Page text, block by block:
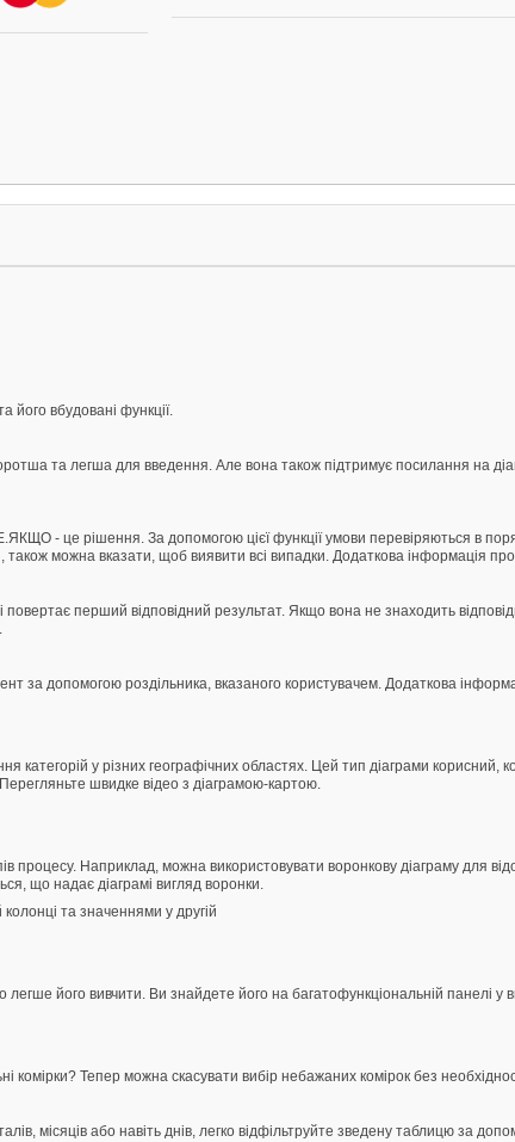
його вбудовані функції.
та легша для введення. Але вона також підтримує посилання на
- це рішення. За допомогою цієї функції умови перевіряються в
також можна вказати, щоб виявити всі випадки. Додаткова інформація
перший відповідний результат. Якщо вона не знаходить
за допомогою роздільника, вказаного користувачем. Додаткова
у різних географічних областях. Цей тип діаграми корисний,
Перегляньте швидке відео з діаграмою-картою.
процесу. Наприклад, можна використовувати воронкову діаграму для
що надає діаграмі вигляд воронки.
та значеннями у другій
його вивчити. Ви знайдете його на багатофункціональній панелі у
комірки? Тепер можна скасувати вибір небажаних комірок без
місяців або навіть днів, легко відфільтруйте зведену таблицю за